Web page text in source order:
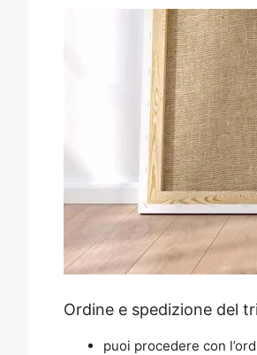
Ordine e spedizione del
puoi procedere con